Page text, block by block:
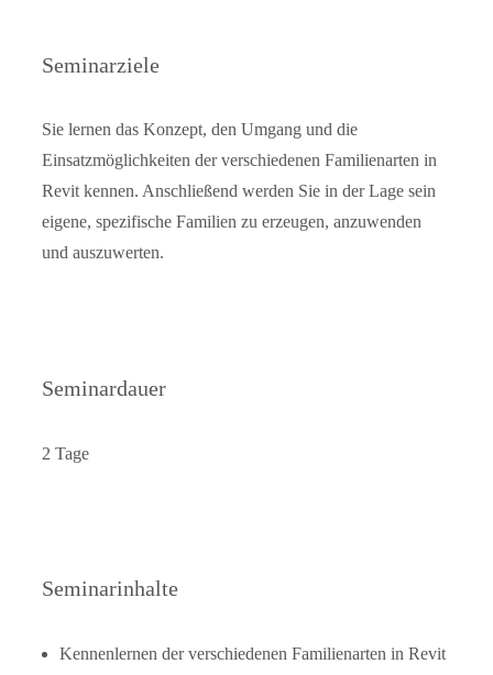
Seminarziele
Sie lernen das Konzept, den Umgang und die
Einsatzmöglichkeiten der verschiedenen Familienarten in
Revit kennen. Anschließend werden Sie in der Lage sein
eigene, spezifische Familien zu erzeugen, anzuwenden
und auszuwerten.
Seminardauer
2 Tage
Seminarinhalte
Kennenlernen der verschiedenen Familienarten in Revit